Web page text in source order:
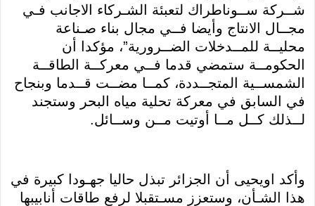
شــركة ســوناطراك لتعبئة الشـركاء الاجانب فـي
مجــال الانتاج وأيضا فــي مجال بناء صـناعة
محليــة للمــدخلات الضــرورية”، مؤكدا أن
الحكومــة ستمضي قدما فــي معركــة الطاقــة
الشمســية المتجــددة، كمــا مضــت قــدما وبنجاح
في السابق في معركة تحلية مياه البحر وستجند
لــذلك كــل مــا أوتيت مــن وســائل.
وأكد اويحيى أن الجزائر تبذل حاليا جهـودا كبيرة في
هذا الشـأن، وستعزز مسـتقبلا لرفع طاقات أنابيبها